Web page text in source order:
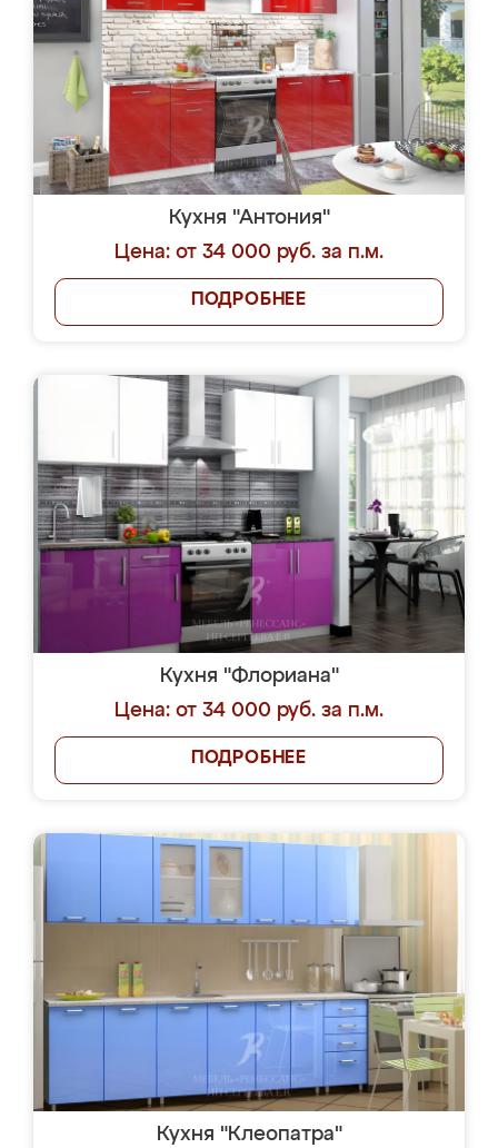
Кухня "Антония"
Цена: от 34 000 руб. за п.м.
ПОДРОБНЕЕ
Кухня "Флориана"
Цена: от 34 000 руб. за п.м.
ПОДРОБНЕЕ
Кухня "Клеопатра"